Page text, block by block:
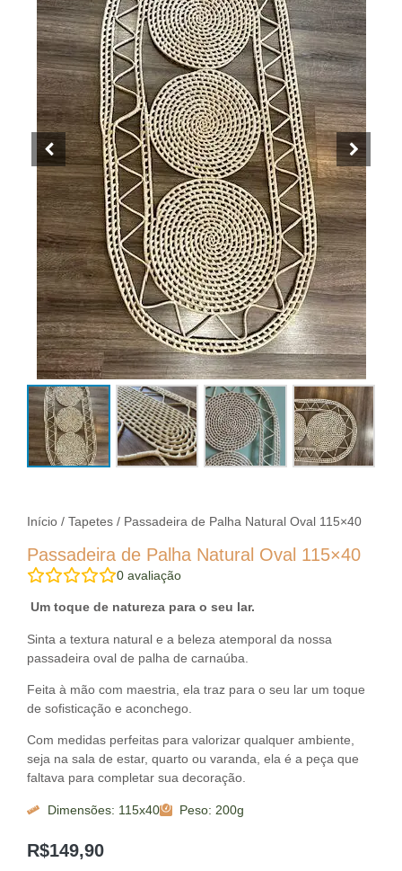
Início / Tapetes / Passadeira de Palha Natural Oval 115×40
Passadeira de Palha Natural Oval 115×40
0 avaliação
Um toque de natureza para o seu lar.
Sinta a textura natural e a beleza atemporal da nossa
passadeira oval de palha de carnaúba.
Feita à mão com maestria, ela traz para o seu lar um toque
de sofisticação e aconchego.
Com medidas perfeitas para valorizar qualquer ambiente,
seja na sala de estar, quarto ou varanda, ela é a peça que
faltava para completar sua decoração.
Dimensões: 115x40 Peso: 200g
R$149,90